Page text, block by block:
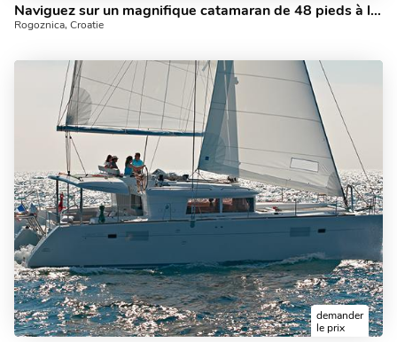
Naviguez sur un magnifique catamaran de 48 pieds à louer à Rogoznica, Croatie - le voyage de vacances ultime en yacht charter.
Rogoznica, Croatie
demander
le prix